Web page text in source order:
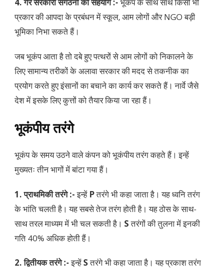
4. गैर सरकारी संगठनों का सहयोग :- भूकंप के साथ साथ किसी भी
प्रकार की आपदा के प्रबंधन में स्कूल, आम लोगों और NGO बड़ी
भूमिका निभा सकते हैं।
जब भूकंप आता है तो दबे हुए पत्थरों से आम लोगों को निकालने के
लिए सामान्य तरीकों के अलावा सरकार की मदद से तकनीक का
प्रयोग करते हुए इंसानों का बचाने का कार्य कर सकते हैं। नार्वे जैसे
देश में इसके लिए कुत्तों को तैयार किया जा रहा हैं।
भूकंपीय तरंगे
भूकंप के समय उठने वाले कंपन को भूकंपीय तरंग कहते हैं। इन्हें
मुख्यतः तीन भागों में बांटा गया हैं।
1. प्राथमिकी तरंगे :-इन्हें Pतरंगे भी कहा जाता है। यह ध्वनि तरंग
के भांति चलती है। यह सबसे तेज तरंग होती है। यह ठोस के साथ-
साथ तरल माध्यम में भी चल सकती है। Sतरंगों की तुलना में इनकी
गति 40% अधिक होती हैं।
2. द्वितीयक तरंगे :-इन्हेंSतरंगे भी कहा जाता है। यह प्रकाश तरंग